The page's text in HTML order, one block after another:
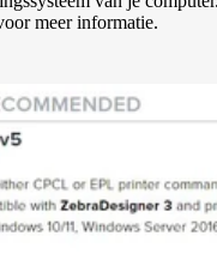
meer informatie.